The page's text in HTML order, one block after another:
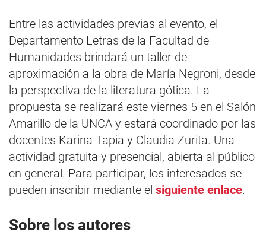
Entre las actividades previas al evento, el
Departamento Letras de la Facultad de
Humanidades brindará un taller de
aproximación a la obra de María Negroni, desde
la perspectiva de la literatura gótica. La
propuesta se realizará este viernes 5 en el Salón
Amarillo de la UNCA y estará coordinado por las
docentes Karina Tapia y Claudia Zurita. Una
actividad gratuita y presencial, abierta al público
en general. Para participar, los interesados se
pueden inscribir mediante el siguiente enlace.
Sobre los autores